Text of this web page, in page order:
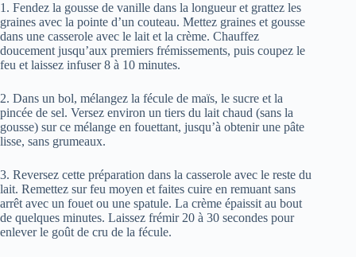
1. Fendez la gousse de vanille dans la longueur et grattez les
graines avec la pointe d’un couteau. Mettez graines et gousse
dans une casserole avec le lait et la crème. Chauffez
doucement jusqu’aux premiers frémissements, puis coupez le
feu et laissez infuser 8 à 10 minutes.
2. Dans un bol, mélangez la fécule de maïs, le sucre et la
pincée de sel. Versez environ un tiers du lait chaud (sans la
gousse) sur ce mélange en fouettant, jusqu’à obtenir une pâte
lisse, sans grumeaux.
3. Reversez cette préparation dans la casserole avec le reste du
lait. Remettez sur feu moyen et faites cuire en remuant sans
arrêt avec un fouet ou une spatule. La crème épaissit au bout
de quelques minutes. Laissez frémir 20 à 30 secondes pour
enlever le goût de cru de la fécule.